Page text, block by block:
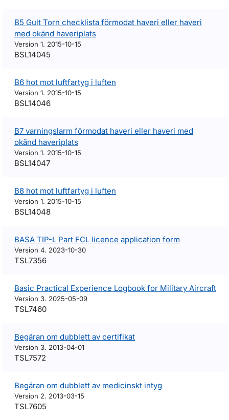
B5 Gult Torn checklista förmodat haveri eller haveri
med okänd haveriplats
Version 1. 2015-10-15
BSL14045
B6 hot mot luftfartyg i luften
Version 1. 2015-10-15
BSL14046
B7 varningslarm förmodat haveri eller haveri med
okänd haveriplats
Version 1. 2015-10-15
BSL14047
B8 hot mot luftfartyg i luften
Version 1. 2015-10-15
BSL14048
BASA TIP-L Part FCL licence application form
Version 4. 2023-10-30
TSL7356
Basic Practical Experience Logbook for Military Aircraft
Version 3. 2025-05-09
TSL7460
Begäran om dubblett av certifikat
Version 3. 2013-04-01
TSL7572
Begäran om dubblett av medicinskt intyg
Version 2. 2013-03-15
TSL7605